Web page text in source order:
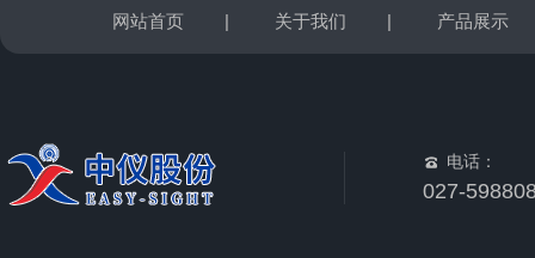
网站首页 | 关于我们 | 产品展示
电话：
027-